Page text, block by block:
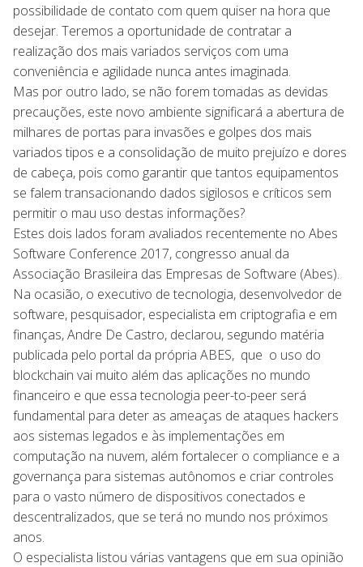
possibilidade de contato com quem quiser na hora que
desejar. Teremos a oportunidade de contratar a
realização dos mais variados serviços com uma
conveniência e agilidade nunca antes imaginada.
Mas por outro lado, se não forem tomadas as devidas
precauções, este novo ambiente significará a abertura de
milhares de portas para invasões e golpes dos mais
variados tipos e a consolidação de muito prejuízo e dores
de cabeça, pois como garantir que tantos equipamentos
se falem transacionando dados sigilosos e críticos sem
permitir o mau uso destas informações?
Estes dois lados foram avaliados recentemente no Abes
Software Conference 2017, congresso anual da
Associação Brasileira das Empresas de Software (Abes).
Na ocasião, o executivo de tecnologia, desenvolvedor de
software, pesquisador, especialista em criptografia e em
finanças, Andre De Castro, declarou, segundo matéria
publicada pelo portal da própria ABES, que o uso do
blockchain vai muito além das aplicações no mundo
financeiro e que essa tecnologia peer-to-peer será
fundamental para deter as ameaças de ataques hackers
aos sistemas legados e às implementações em
computação na nuvem, além fortalecer o compliance e a
governança para sistemas autônomos e criar controles
para o vasto número de dispositivos conectados e
descentralizados, que se terá no mundo nos próximos
anos.
O especialista listou várias vantagens que em sua opinião